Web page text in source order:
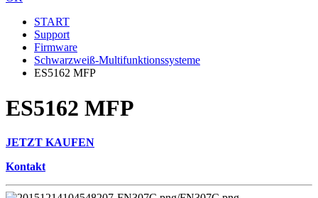
START
Support
Firmware
Schwarzweiß-Multifunktionssysteme
ES5162 MFP
ES5162 MFP
JETZT KAUFEN
Kontakt